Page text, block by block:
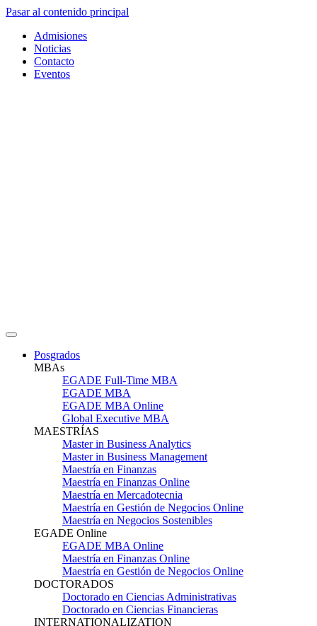
Pasar al contenido principal
Admisiones
Noticias
Contacto
Eventos
Posgrados
MBAs
EGADE Full-Time MBA
EGADE MBA
EGADE MBA Online
Global Executive MBA
MAESTRÍAS
Master in Business Analytics
Master in Business Management
Maestría en Finanzas
Maestría en Finanzas Online
Maestría en Mercadotecnia
Maestría en Gestión de Negocios Online
Maestría en Negocios Sostenibles
EGADE Online
EGADE MBA Online
Maestría en Finanzas Online
Maestría en Gestión de Negocios Online
DOCTORADOS
Doctorado en Ciencias Administrativas
Doctorado en Ciencias Financieras
INTERNATIONALIZATION